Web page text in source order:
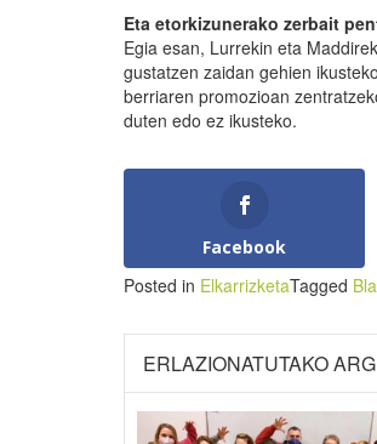
Eta etorkizunerako zerbait
Egia esan, Lurrekin eta
gustatzen zaidan gehien
berriaren promozioan
duten edo ez ikusteko.
Facebook
Posted in ElkarrizketaTagged
ERLAZIONATUTAKO